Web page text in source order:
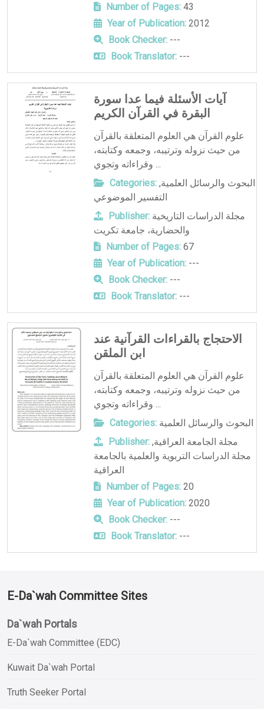
Number of Pages:43
Year of Publication:2012
Book Checker:---
Book Translator:---
آيات الأسئلة فيما عدا سورة
البقرة في القرآن الكريم
علوم القرآن هي العلوم المتعلقة بالقرآن
من حيث نزوله وترتيبه، وجمعه وكتابته،
وقراءاته وتجوي ...
Categories: البحوث والرسائل العلمية,
التفسير الموضوعي
Publisher: مجلة الدراسات التاريخية
والحضارية، جامعة تكريت
Number of Pages:67
Year of Publication:---
Book Checker:---
Book Translator:---
الاحتجاج بالقراءات القرآنية عند
ابن الملقن
علوم القرآن هي العلوم المتعلقة بالقرآن
من حيث نزوله وترتيبه، وجمعه وكتابته،
وقراءاته وتجوي ...
Categories: البحوث والرسائل العلمية
Publisher: مجلة الجامعة العراقية,
مجلة الدراسات التربوية والعلمية بالجامعة
العراقية
Number of Pages:20
Year of Publication:2020
Book Checker:---
Book Translator:---
E-Da`wah Committee Sites
Da`wah Portals
E-Da`wah Committee (EDC)
Kuwait Da`wah Portal
Truth Seeker Portal